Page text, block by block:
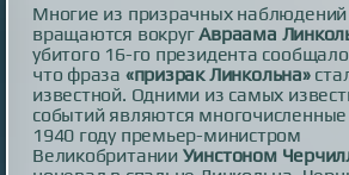
Многие из призрачных наблюдений
вращаются вокругАвраама
убитого 16-го президента
что фраза «призрак Линкольна»
известной. Одними из самых
событий являются
1940 году премьер-министром
Великобритании Уинстоном